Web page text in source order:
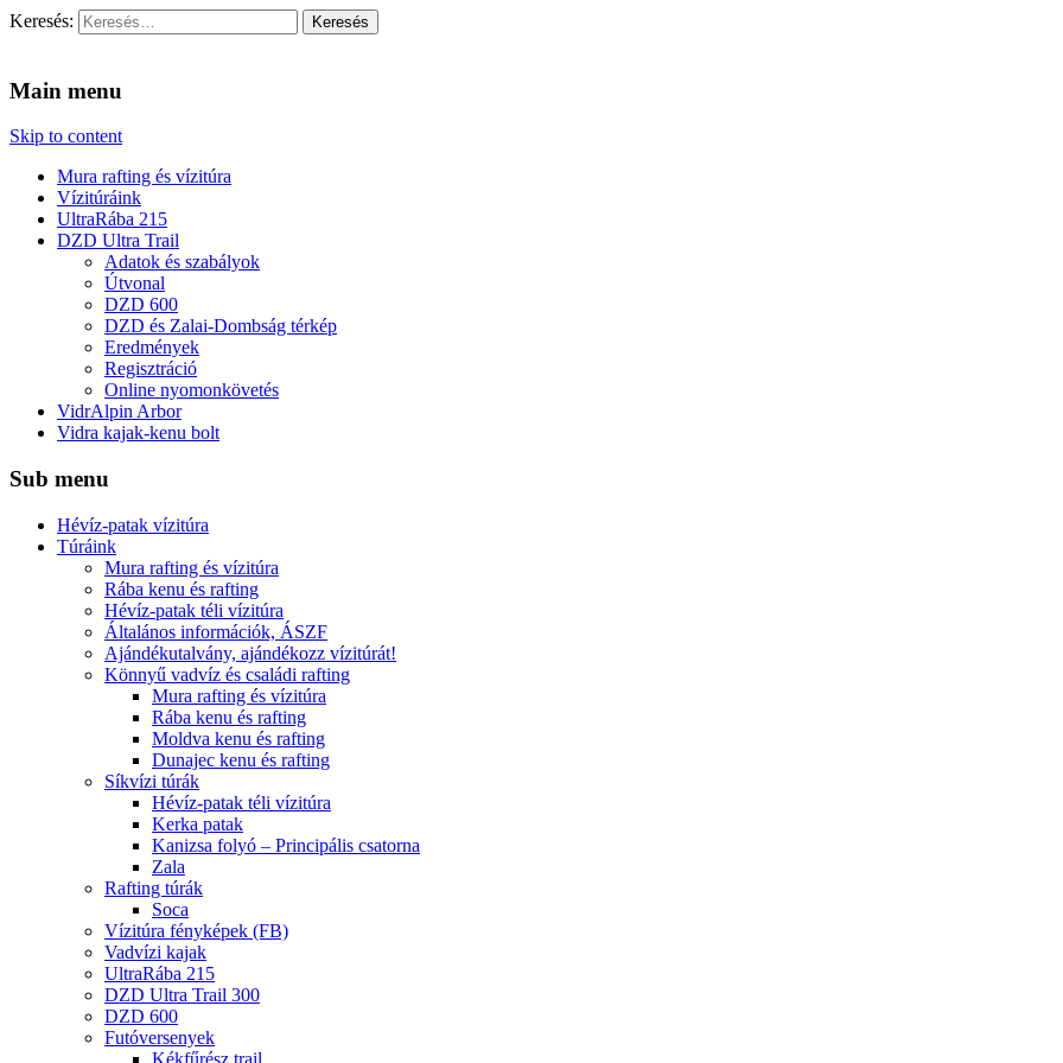
Keresés:
Main menu
Skip to content
Mura rafting és vízitúra
Vízitúráink
UltraRába 215
DZD Ultra Trail
Adatok és szabályok
Útvonal
DZD 600
DZD és Zalai-Dombság térkép
Eredmények
Regisztráció
Online nyomonkövetés
VidrAlpin Arbor
Vidra kajak-kenu bolt
Sub menu
Hévíz-patak vízitúra
Túráink
Mura rafting és vízitúra
Rába kenu és rafting
Hévíz-patak téli vízitúra
Általános információk, ÁSZF
Ajándékutalvány, ajándékozz vízitúrát!
Könnyű vadvíz és családi rafting
Mura rafting és vízitúra
Rába kenu és rafting
Moldva kenu és rafting
Dunajec kenu és rafting
Síkvízi túrák
Hévíz-patak téli vízitúra
Kerka patak
Kanizsa folyó – Principális csatorna
Zala
Rafting túrák
Soca
Vízitúra fényképek (FB)
Vadvízi kajak
UltraRába 215
DZD Ultra Trail 300
DZD 600
Futóversenyek
Kékfűrész trail